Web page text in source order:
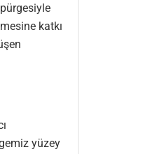
katkı
yüzey